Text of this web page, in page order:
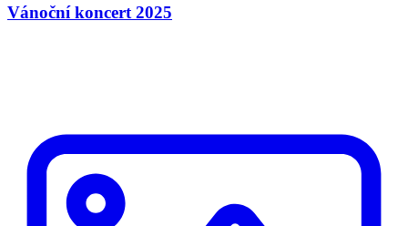
Vánoční koncert 2025